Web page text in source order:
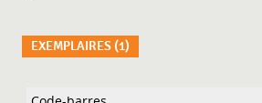
EXEMPLAIRES (1)
Liste des exemplaires